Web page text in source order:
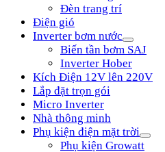
Đèn trang trí
Điện gió
Inverter bơm nước
Biến tần bơm SAJ
Inverter Hober
Kích Điện 12V lên 220V
Lắp đặt trọn gói
Micro Inverter
Nhà thông minh
Phụ kiện điện mặt trời
Phụ kiện Growatt